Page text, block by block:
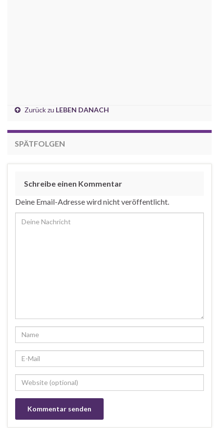
Zurück zu LEBEN DANACH
SPÄTFOLGEN
Schreibe einen Kommentar
Deine Email-Adresse wird nicht veröffentlicht.